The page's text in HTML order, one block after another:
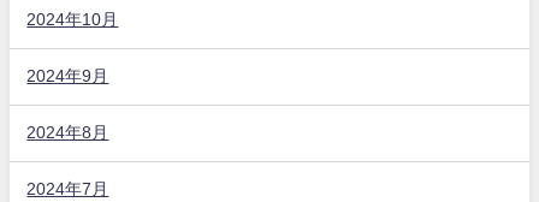
2024年10月
2024年9月
2024年8月
2024年7月